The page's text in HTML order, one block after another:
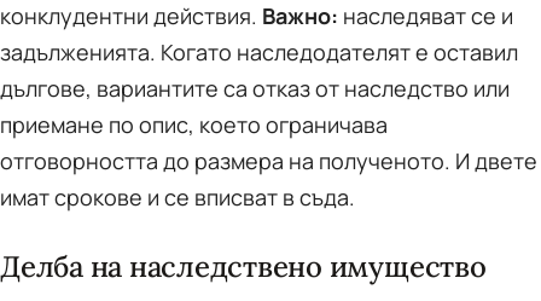
конклудентни действия. Важно: наследяват се и
задълженията. Когато наследодателят е оставил
дългове, вариантите са отказ от наследство или
приемане по опис, което ограничава
отговорността до размера на полученото. И двете
имат срокове и се вписват в съда.
Делба на наследствено имущество